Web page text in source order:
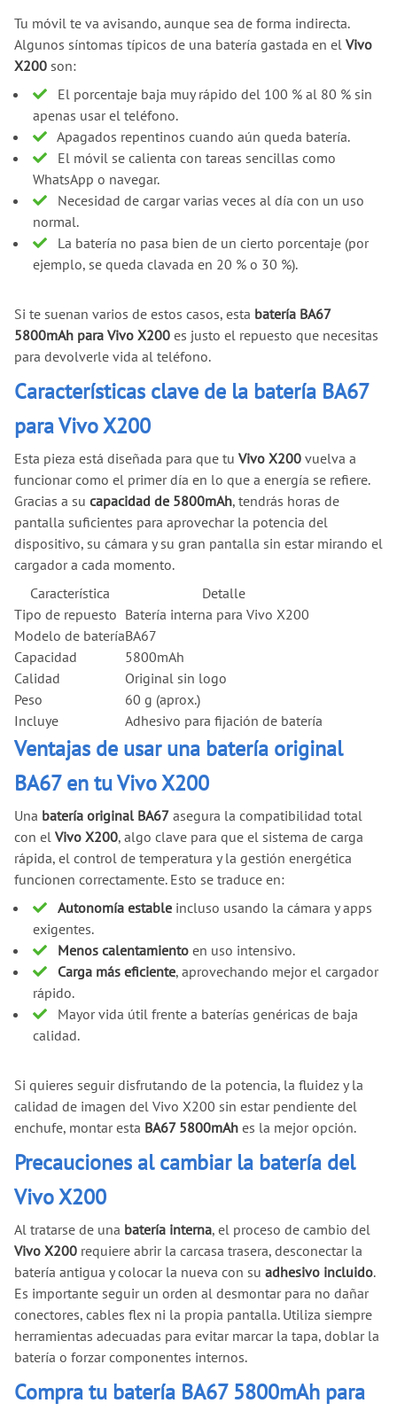
Tu móvil te va avisando, aunque sea de forma indirecta.
Algunos síntomas típicos de una batería gastada en el Vivo
X200 son:
El porcentaje baja muy rápido del 100 % al 80 % sin
apenas usar el teléfono.
Apagados repentinos cuando aún queda batería.
El móvil se calienta con tareas sencillas como
WhatsApp o navegar.
Necesidad de cargar varias veces al día con un uso
normal.
La batería no pasa bien de un cierto porcentaje (por
ejemplo, se queda clavada en 20 % o 30 %).
Si te suenan varios de estos casos, esta batería BA67
5800mAh para Vivo X200 es justo el repuesto que necesitas
para devolverle vida al teléfono.
Características clave de la batería BA67
para Vivo X200
Esta pieza está diseñada para que tu Vivo X200 vuelva a
funcionar como el primer día en lo que a energía se refiere.
Gracias a su capacidad de 5800mAh, tendrás horas de
pantalla suficientes para aprovechar la potencia del
dispositivo, su cámara y su gran pantalla sin estar mirando el
cargador a cada momento.
Característica
Detalle
Tipo de repuesto Batería interna para Vivo X200
Modelo de bateríaBA67
Capacidad
5800mAh
Calidad
Original sin logo
Peso
60 g (aprox.)
Incluye
Adhesivo para fijación de batería
Ventajas de usar una batería original
BA67 en tu Vivo X200
Una batería original BA67 asegura la compatibilidad total
con el Vivo X200, algo clave para que el sistema de carga
rápida, el control de temperatura y la gestión energética
funcionen correctamente. Esto se traduce en:
Autonomía estableincluso usando la cámara y apps
exigentes.
Menos calentamientoen uso intensivo.
Carga más eficiente, aprovechando mejor el cargador
rápido.
Mayor vida útil frente a baterías genéricas de baja
calidad.
Si quieres seguir disfrutando de la potencia, la fluidez y la
calidad de imagen del Vivo X200 sin estar pendiente del
enchufe, montar esta BA67 5800mAh es la mejor opción.
Precauciones al cambiar la batería del
Vivo X200
Al tratarse de una batería interna, el proceso de cambio del
Vivo X200 requiere abrir la carcasa trasera, desconectar la
batería antigua y colocar la nueva con su adhesivo incluido.
Es importante seguir un orden al desmontar para no dañar
conectores, cables flex ni la propia pantalla. Utiliza siempre
herramientas adecuadas para evitar marcar la tapa, doblar la
batería o forzar componentes internos.
Compra tu batería BA67 5800mAh para